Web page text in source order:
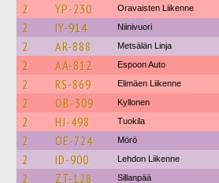
2 YP-230 Oravaisten Liikenne
2 IY-914 Niinivuori
2 AR-888 Metsälän Linja
2 AÄ-812 Espoon Auto
2 RS-869 Elimäen Liikenne
2 OB-309 Kyllonen
2 HJ-498 Tuokila
2 OE-724 Mörö
2 ID-900 Lehdon Liikenne
2 ZT-128 Sillanpää